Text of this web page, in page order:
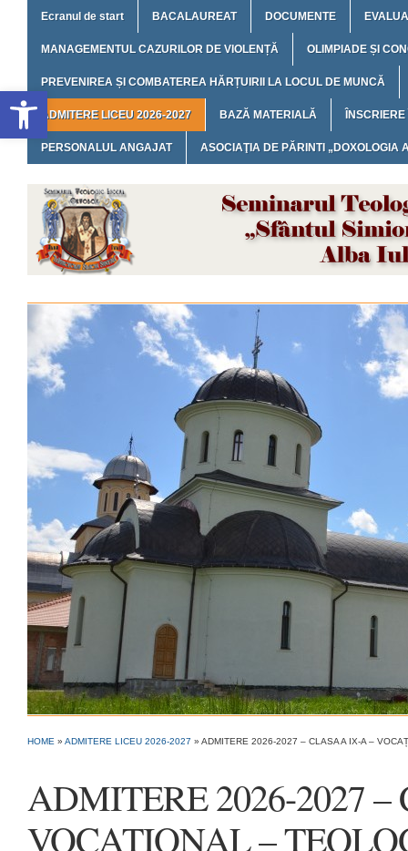
Deschide bara de unelte
Ecranul de start BACALAUREAT DOCUMENTE
MANAGEMENTUL CAZURILOR DE VIOLENȚĂ OLIMPIADE ȘI
PREVENIREA ȘI COMBATEREA HĂRȚUIRII LA LOCUL DE MUNCĂ
ADMITERE LICEU 2026-2027 BAZĂ MATERIALĂ
PERSONALUL ANGAJAT ASOCIAŢIA DE PĂRINTI „DOXOLOGIA
HOME » ADMITERE LICEU 2026-2027 » ADMITERE 2026-2027 – CLASA A IX-A –
ADMITERE 2026-2027
VOCAȚIONAL –